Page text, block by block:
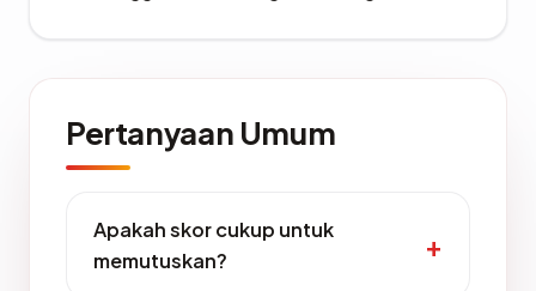
Pertanyaan Umum
Apakah skor cukup untuk
memutuskan?